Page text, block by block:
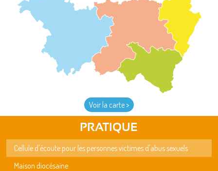
Voir la carte >
PRATIQUE
Cellule d'écoute pour les personnes victimes d'abus sexuels
Maison diocésaine